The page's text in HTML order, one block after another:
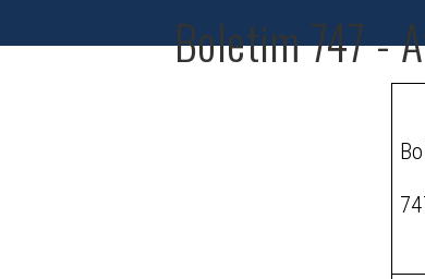
Boletim 747 -